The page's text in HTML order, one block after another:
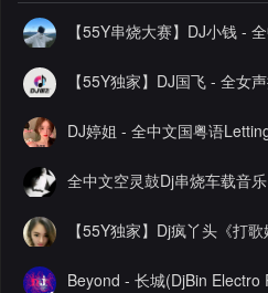
全中文空灵鼓Dj串烧车载音乐